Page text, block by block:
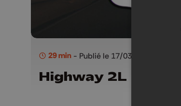
29 min - Publié le 17/03/2026
Highway 2L